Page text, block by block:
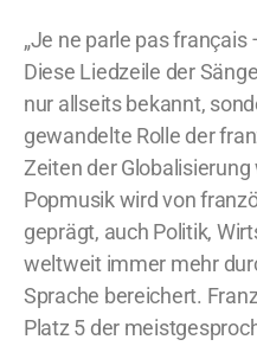
„Je ne parle pas français
Diese Liedzeile der
nur allseits bekannt,
gewandelte Rolle der
Zeiten der
Popmusik wird von
geprägt, auch Politik,
weltweit immer mehr
Sprache bereichert.
Platz 5 der